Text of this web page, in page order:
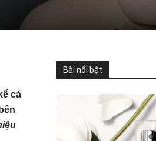
cả
Bài nổi bật